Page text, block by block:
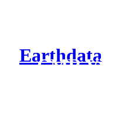
Earthdata
CMR